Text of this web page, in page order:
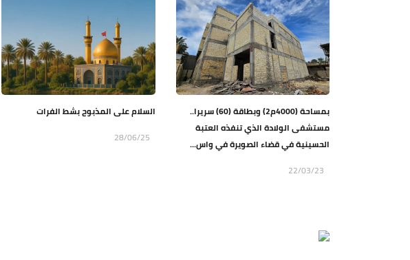
بمساحة (4000م2) وبطاقة (60) سريرا..
مستشفى الولادة الذي تنفذه العتبة
الحسينية في قضاء الصويرة في واس...
22/03/23
السلام على المذبوح بشط الفرات
28/06/25